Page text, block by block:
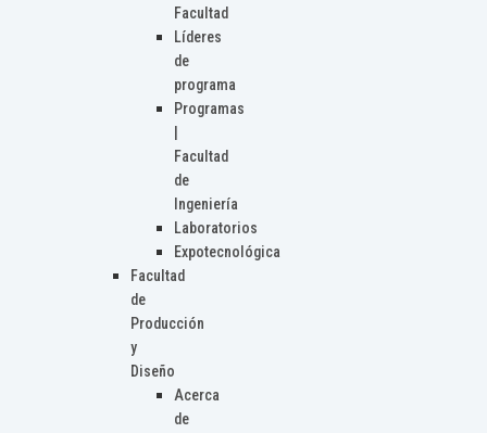
Facultad
Líderes
de
programa
Programas
Facultad
de
Ingeniería
Laboratorios
Expotecnológica
Facultad
de
Producción
y
Diseño
Acerca
de